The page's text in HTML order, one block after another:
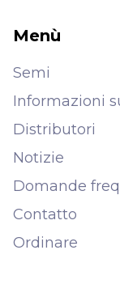
Menù
Semi
Informazioni
Distributori
Notizie
Domande
Contatto
Ordinare